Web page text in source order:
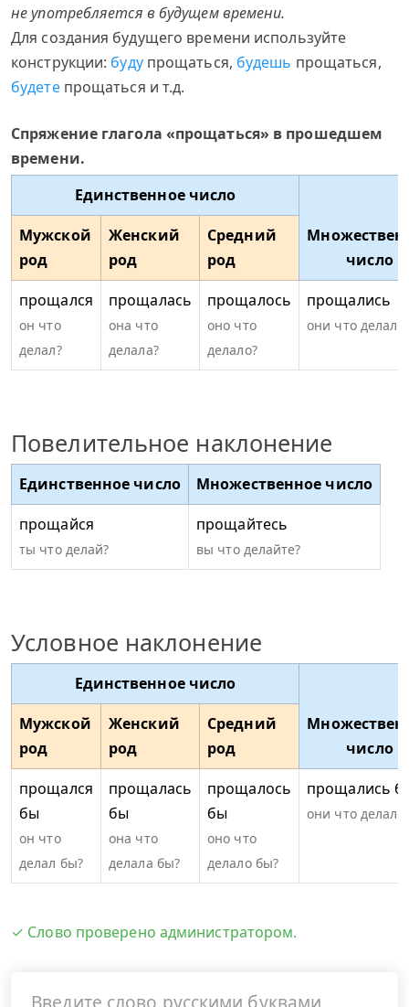
не употребляется в будущем времени.
Для создания будущего времени используйте
конструкции: будупрощаться, будешь прощаться,
будетепрощаться и т.д.
Спряжение глагола «прощаться» в прошедшем
времени.
Единственное число
число
Мужской
род
Женский
род
Средний
род
прощался
он что
делал?
прощалась
она что
делала?
прощалось
оно что
делало?
прощались
они что
Повелительное наклонение
Единственное число
Множественное число
прощайся
ты что делай?
прощайтесь
вы что делайте?
Условное наклонение
Единственное число
число
Мужской
род
Женский
род
Средний
род
прощался
бы
он что
делал бы?
прощалась
бы
она что
делала бы?
прощалось
бы
оно что
делало бы?
прощались
они что
✓ Слово проверено администратором.